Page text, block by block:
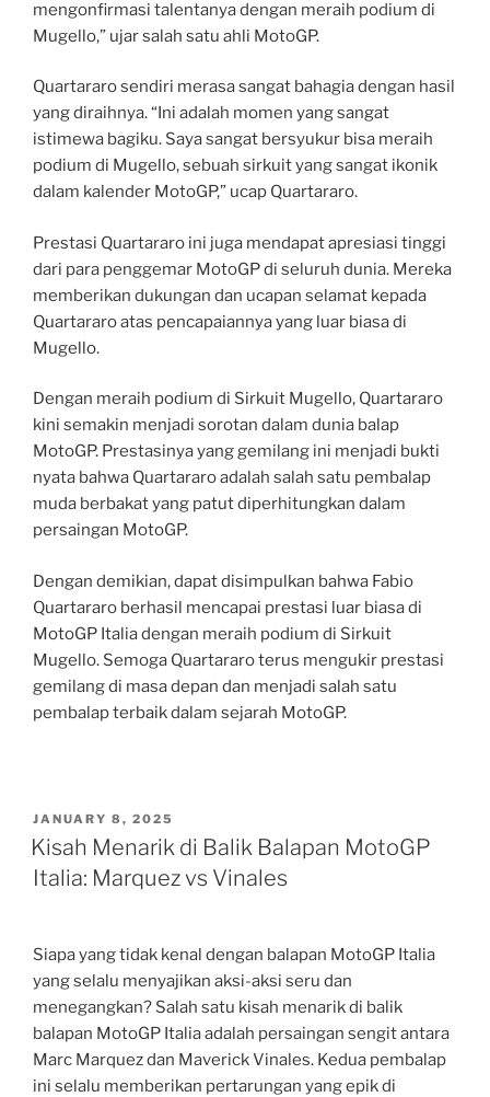
mengonfirmasi talentanya dengan meraih podium di
Mugello,” ujar salah satu ahli MotoGP.
Quartararo sendiri merasa sangat bahagia dengan hasil
yang diraihnya. “Ini adalah momen yang sangat
istimewa bagiku. Saya sangat bersyukur bisa meraih
podium di Mugello, sebuah sirkuit yang sangat ikonik
dalam kalender MotoGP,” ucap Quartararo.
Prestasi Quartararo ini juga mendapat apresiasi tinggi
dari para penggemar MotoGP di seluruh dunia. Mereka
memberikan dukungan dan ucapan selamat kepada
Quartararo atas pencapaiannya yang luar biasa di
Mugello.
Dengan meraih podium di Sirkuit Mugello, Quartararo
kini semakin menjadi sorotan dalam dunia balap
MotoGP. Prestasinya yang gemilang ini menjadi bukti
nyata bahwa Quartararo adalah salah satu pembalap
muda berbakat yang patut diperhitungkan dalam
persaingan MotoGP.
Dengan demikian, dapat disimpulkan bahwa Fabio
Quartararo berhasil mencapai prestasi luar biasa di
MotoGP Italia dengan meraih podium di Sirkuit
Mugello. Semoga Quartararo terus mengukir prestasi
gemilang di masa depan dan menjadi salah satu
pembalap terbaik dalam sejarah MotoGP.
POSTED
ON
JANUARY 8, 2025
Kisah Menarik di Balik Balapan MotoGP
Italia: Marquez vs Vinales
Siapa yang tidak kenal dengan balapan MotoGP Italia
yang selalu menyajikan aksi-aksi seru dan
menegangkan? Salah satu kisah menarik di balik
balapan MotoGP Italia adalah persaingan sengit antara
Marc Marquez dan Maverick Vinales. Kedua pembalap
ini selalu memberikan pertarungan yang epik di